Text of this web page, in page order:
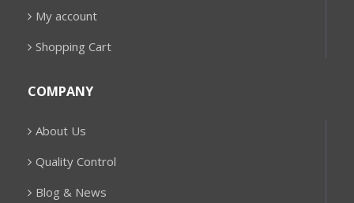
My account
Shopping Cart
COMPANY
About Us
Quality Control
Blog & News